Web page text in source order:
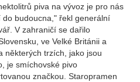
piva na vývoz je pro nás
budoucna," řekl generální
V zahraničí se dařilo
ve Velké Británii a
některých trzích, jako jsou
je smíchovské pivo
značkou. Staropramen